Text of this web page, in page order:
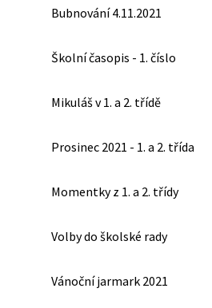
Bubnování 4.11.2021
Školní časopis - 1. číslo
Mikuláš v 1. a 2. třídě
Prosinec 2021 - 1. a 2. třída
Momentky z 1. a 2. třídy
Volby do školské rady
Vánoční jarmark 2021